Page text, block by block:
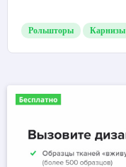
Рольшторы Карнизы